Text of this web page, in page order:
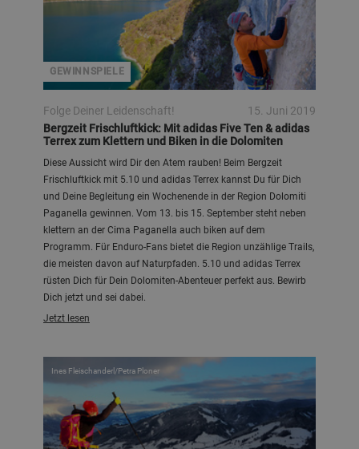
GEWINNSPIELE
Folge Deiner Leidenschaft!
15. Juni 2019
Bergzeit Frischluftkick: Mit adidas Five Ten & adidas
Terrex zum Klettern und Biken in die Dolomiten
Diese Aussicht wird Dir den Atem rauben! Beim Bergzeit
Frischluftkick mit 5.10 und adidas Terrex kannst Du für Dich
und Deine Begleitung ein Wochenende in der Region Dolomiti
Paganella gewinnen. Vom 13. bis 15. September steht neben
klettern an der Cima Paganella auch biken auf dem
Programm. Für Enduro-Fans bietet die Region unzählige Trails,
die meisten davon auf Naturpfaden. 5.10 und adidas Terrex
rüsten Dich für Dein Dolomiten-Abenteuer perfekt aus. Bewirb
Dich jetzt und sei dabei.
Jetzt lesen
Ines Fleischanderl/Petra Ploner